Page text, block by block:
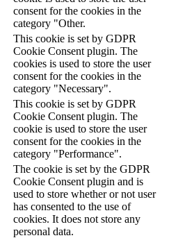
consent for the cookies in the
category "Other.
This cookie is set by GDPR
Cookie Consent plugin. The
cookies is used to store the user
consent for the cookies in the
category "Necessary".
This cookie is set by GDPR
Cookie Consent plugin. The
cookie is used to store the user
consent for the cookies in the
category "Performance".
The cookie is set by the GDPR
Cookie Consent plugin and is
used to store whether or not user
has consented to the use of
cookies. It does not store any
personal data.